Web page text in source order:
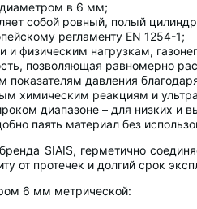
в 6 мм;
собой ровный, полый
регламенту EN 1254-1;
и физическим нагрузкам,
позволяющая равномерно
показателям давления
химическим реакциям и
диапазоне – для низких и
паять материал без
SIAIS, герметично
от протечек и долгий срок
6 мм метрической: